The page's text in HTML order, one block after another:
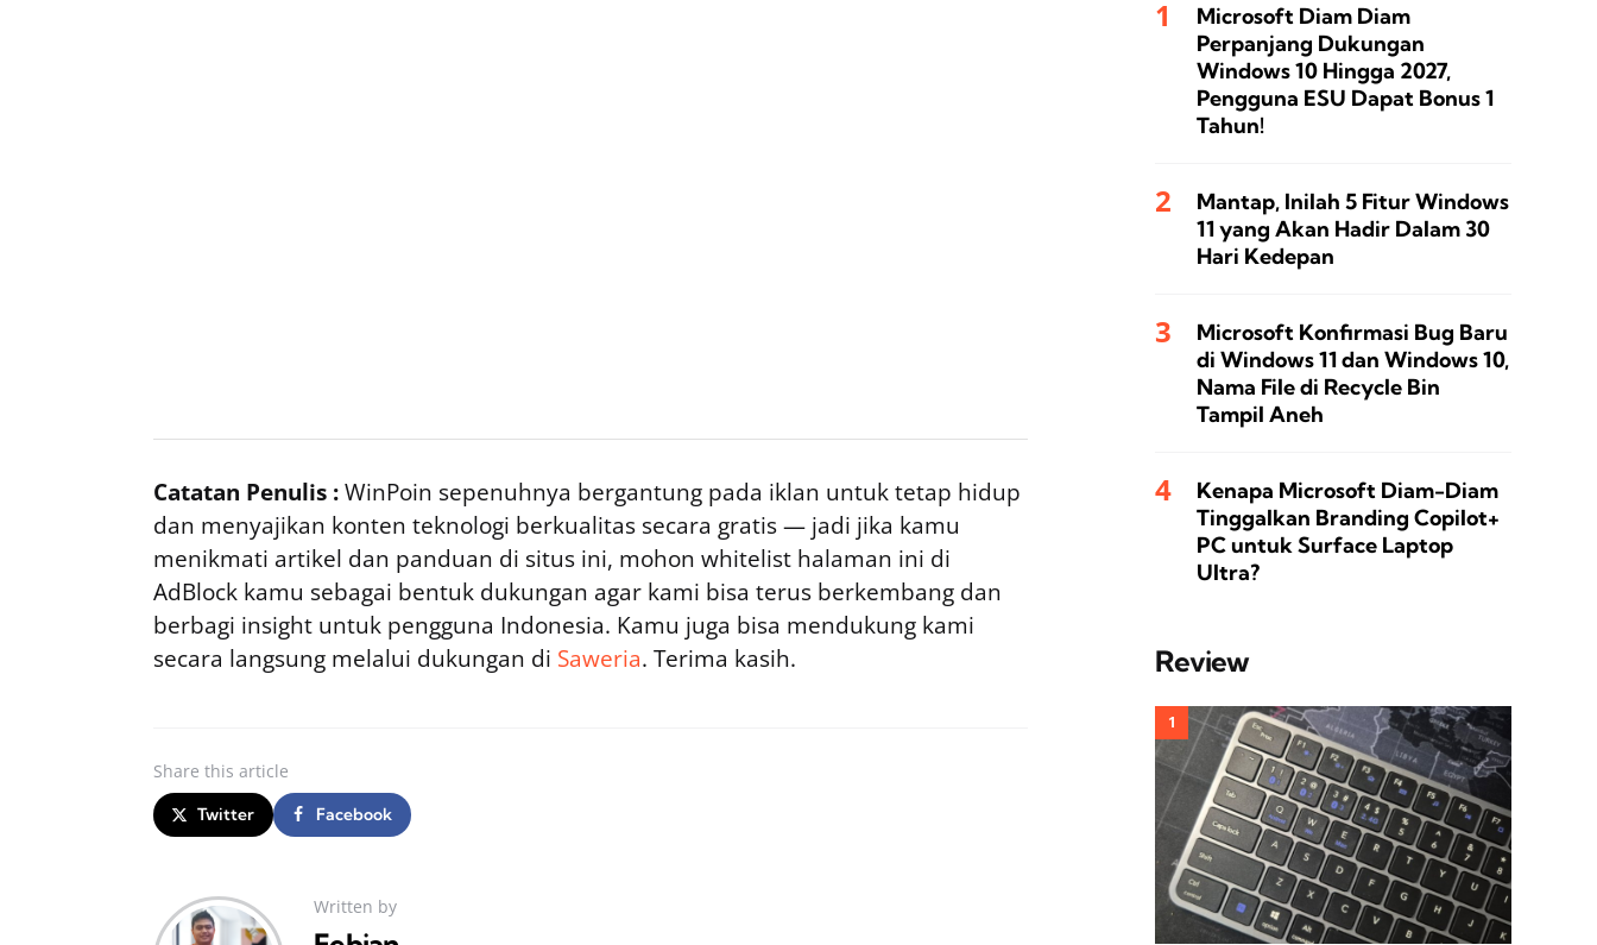
Catatan Penulis :WinPoin sepenuhnya bergantung pada iklan untuk tetap hidup
dan menyajikan konten teknologi berkualitas secara gratis — jadi jika kamu
menikmati artikel dan panduan di situs ini, mohon whitelist halaman ini di
AdBlock kamu sebagai bentuk dukungan agar kami bisa terus berkembang dan
berbagi insight untuk pengguna Indonesia. Kamu juga bisa mendukung kami
secara langsung melalui dukungan di Saweria. Terima kasih.
Share this article
Twitter Facebook
Written by
Microsoft Diam Diam
Perpanjang Dukungan
Windows 10 Hingga 2027,
Pengguna ESU Dapat Bonus 1
Tahun!
Mantap, Inilah 5 Fitur Windows
11 yang Akan Hadir Dalam 30
Hari Kedepan
Microsoft Konfirmasi Bug Baru
di Windows 11 dan Windows 10,
Nama File di Recycle Bin
Tampil Aneh
Kenapa Microsoft Diam-Diam
Tinggalkan Branding Copilot+
PC untuk Surface Laptop
Ultra?
Review